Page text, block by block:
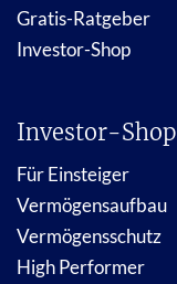
Gratis-Ratgeber
Investor-Shop
Investor-Shop
Für Einsteiger
Vermögensaufbau
Vermögensschutz
High Performer